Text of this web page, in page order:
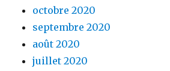
octobre 2020
septembre 2020
août 2020
juillet 2020